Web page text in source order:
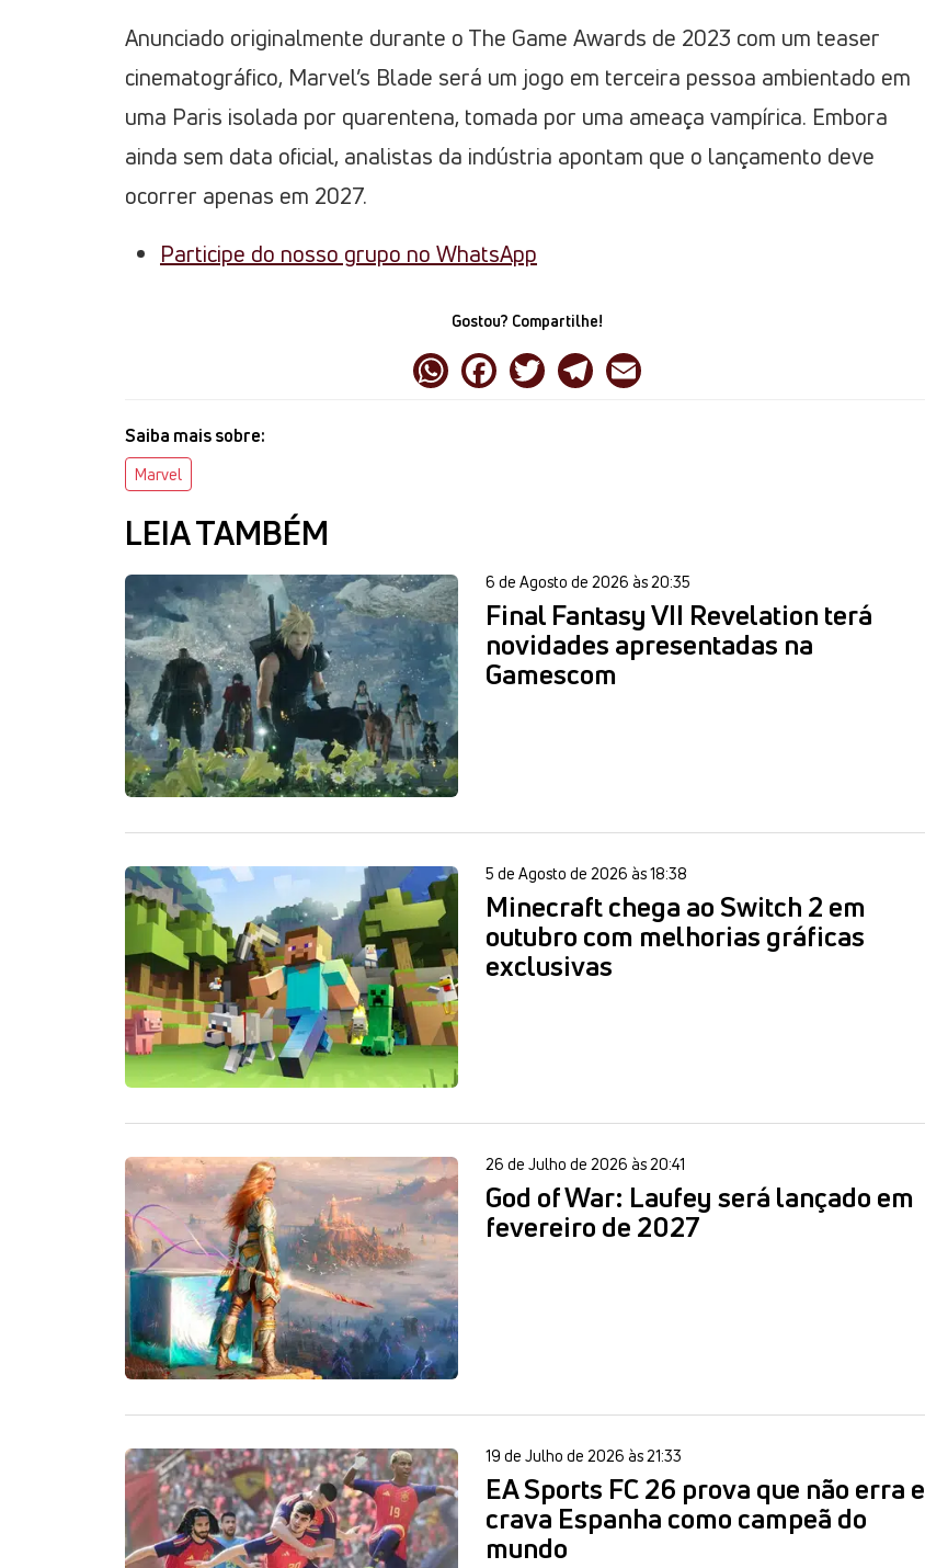
Anunciado originalmente durante o The Game Awards de 2023 com um teaser
cinematográfico, Marvel’s Blade será um jogo em terceira pessoa ambientado em
uma Paris isolada por quarentena, tomada por uma ameaça vampírica. Embora
ainda sem data oficial, analistas da indústria apontam que o lançamento deve
ocorrer apenas em 2027.
Participe do nosso grupo no WhatsApp
Gostou? Compartilhe!
Saiba mais sobre:
Marvel
LEIA TAMBÉM
6 de Agosto de 2026 às 20:35
Final Fantasy VII Revelation terá
novidades apresentadas na
Gamescom
5 de Agosto de 2026 às 18:38
Minecraft chega ao Switch 2 em
outubro com melhorias gráficas
exclusivas
26 de Julho de 2026 às 20:41
God of War: Laufey será lançado em
fevereiro de 2027
19 de Julho de 2026 às 21:33
EA Sports FC 26 prova que não erra e
crava Espanha como campeã do
mundo